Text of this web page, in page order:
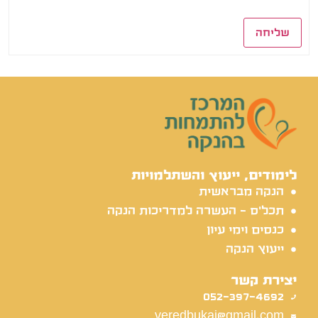
שליחה
לימודים, ייעוץ והשתלמויות
הנקה מבראשית
תכל'ס - העשרה למדריכות הנקה
כנסים וימי עיון
ייעוץ הנקה
יצירת קשר
052-397-4692